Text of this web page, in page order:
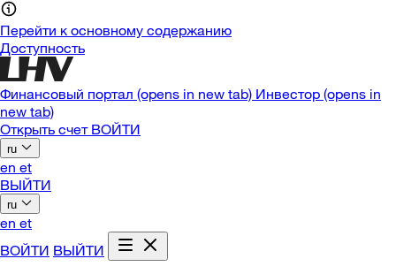
Перейти к основному содержанию
Доступность
Финансовый портал (opens in new tab) Инвестор (opens in
new tab)
Открыть счет ВОЙТИ
ru
en et
ВЫЙТИ
ru
en et
ВОЙТИ ВЫЙТИ